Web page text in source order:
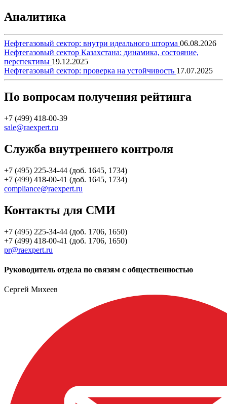
Аналитика
Нефтегазовый сектор: внутри идеального шторма 06.08.2026
Нефтегазовый сектор Казахстана: динамика, состояние,
перспективы 19.12.2025
Нефтегазовый сектор: проверка на устойчивость 17.07.2025
По вопросам получения рейтинга
+7 (499) 418-00-39
sale@raexpert.ru
Служба внутреннего контроля
+7 (495) 225-34-44 (доб. 1645, 1734)
+7 (499) 418-00-41 (доб. 1645, 1734)
compliance@raexpert.ru
Контакты для СМИ
+7 (495) 225-34-44 (доб. 1706, 1650)
+7 (499) 418-00-41 (доб. 1706, 1650)
pr@raexpert.ru
Руководитель отдела по связям с общественностью
Сергей Михеев